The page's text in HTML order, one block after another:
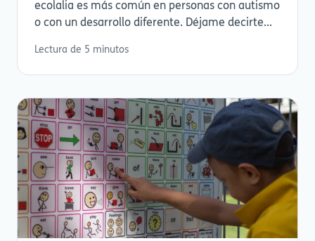
ecolalia es más común en personas con autismo
o con un desarrollo diferente. Déjame decirte...
Lectura de 5 minutos